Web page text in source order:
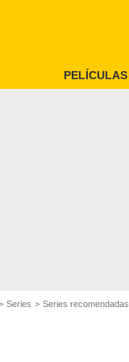
PELÍCULAS
Series Series recomendadas